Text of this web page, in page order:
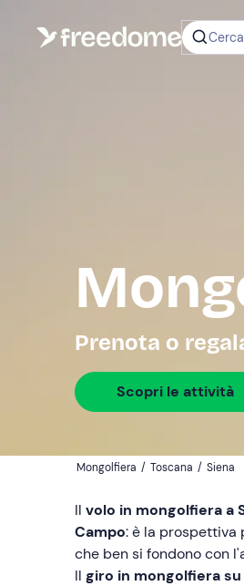
Prenota o
Scopri le attività
Mongolfiera / Toscana / Siena
Il volo in mongolfiera a
Campo: è la prospettiva
che ben si fondono con
Il giro in mongolfiera su